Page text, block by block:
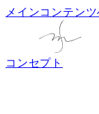
メインコンテン
コンセプト